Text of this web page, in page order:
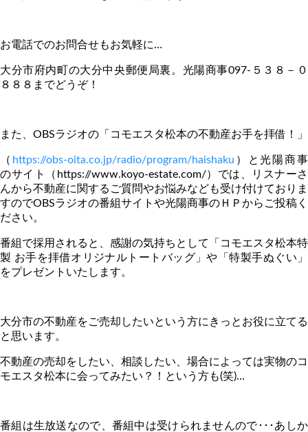
お電話でのお問合せもお気軽に…
大分市府内町の大分中央郵便局裏。光陽商事097- ５３８－０
８８８までどうぞ！
また、 OBSラジオの「コモエスタ松本の不動産お手を拝借！」
（ https://obs-oita.co.jp/radio/program/haishaku ）と光陽商事
のサイト（ https://www.koyo-estate.com/）では、リスナーさ
んから不動産に関するご質問やお悩みなども受け付けておりま
すのでOBSラジオの番組サイトや光陽商事のＨＰからご投稿く
ださい。
番組で採用されると、感謝の気持ちとして「コモエスタ松本特
製 お手を拝借オリジナルトートバッグ」や「特製手ぬぐい」
をプレゼントいたします。
大分市の不動産をご売却したいという方にきっとお役に立てる
と思います。
不動産の売却をしたい、相談したい、場合によっては実物のコ
モエスタ松本に会ってみたい？！という方も(笑)…
番組は生放送なので、番組中は受けられませんので･･･あしか